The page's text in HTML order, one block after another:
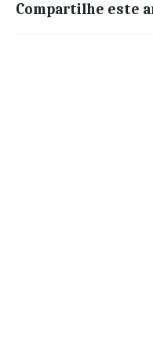
Compartilhe este